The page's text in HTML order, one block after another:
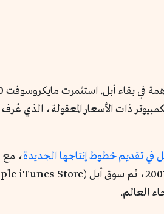
في تقديم خطوط إنتاجها الجديدة، مع
العالم.